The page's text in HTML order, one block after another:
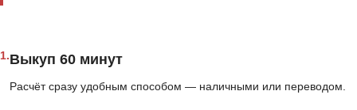
1.Выкуп 60 минут
Расчёт сразу удобным способом — наличными или переводом.